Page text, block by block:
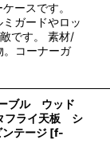
ースです。
ガードやロッ
です。 素材/
。コーナーガ
ブル ウッド
フライ天板 シ
テージ [f-